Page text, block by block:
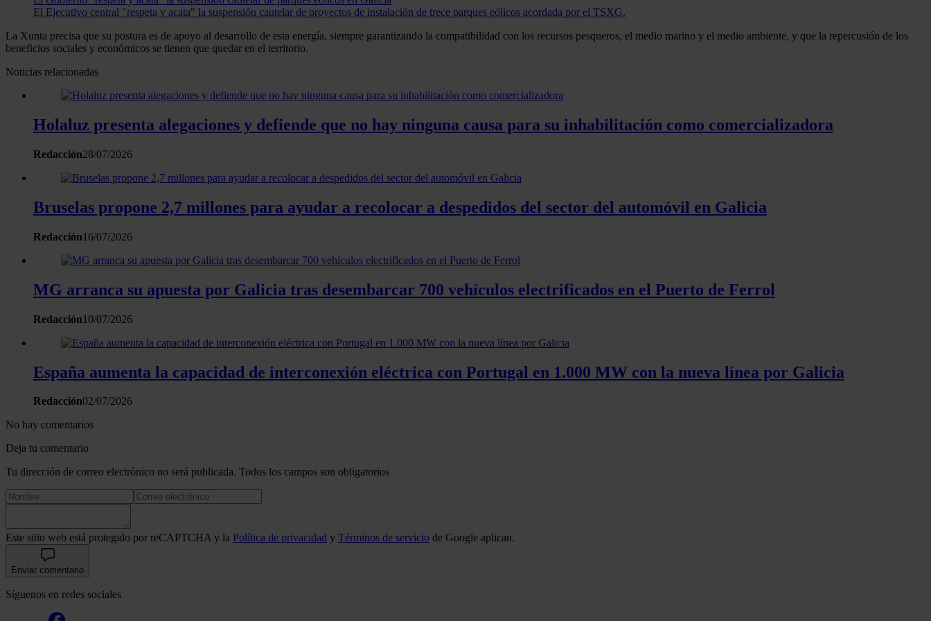
El Ejecutivo central "respeta y acata" la suspensión cautelar de proyectos de instalación de trece parques eólicos acordada por el TSXG.
La Xunta precisa que su postura es de apoyo al desarrollo de esta energía, siempre garantizando la compatibilidad con los recursos pesqueros, el medio marino y el medio ambiente, y que la repercusión de los
beneficios sociales y económicos se tienen que quedar en el territorio.
Noticias relacionadas
Holaluz presenta alegaciones y defiende que no hay ninguna causa para su inhabilitación como comercializadora
Redacción28/07/2026
Bruselas propone 2,7 millones para ayudar a recolocar a despedidos del sector del automóvil en Galicia
Redacción16/07/2026
MG arranca su apuesta por Galicia tras desembarcar 700 vehículos electrificados en el Puerto de Ferrol
Redacción10/07/2026
España aumenta la capacidad de interconexión eléctrica con Portugal en 1.000 MW con la nueva línea por Galicia
Redacción02/07/2026
No hay comentarios
Deja tu comentario
Tu dirección de correo electrónico no será publicada. Todos los campos son obligatorios
Este sitio web está protegido por reCAPTCHA y la Política de privacidad y Términos de servicio de Google aplican.
Enviar comentario
Síguenos en redes sociales